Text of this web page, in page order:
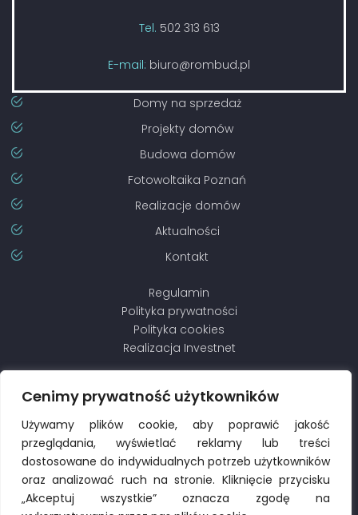
Cenimy prywatność użytkowników
Używamy plików cookie, aby poprawić jakość
przeglądania, wyświetlać reklamy lub treści
dostosowane do indywidualnych potrzeb użytkowników
oraz analizować ruch na stronie. Kliknięcie przycisku
„Akceptuj wszystkie” oznacza zgodę na
Tel. 502 313 613
E-mail: biuro@rombud.pl
Domy na sprzedaż
Projekty domów
Budowa domów
Fotowoltaika Poznań
Realizacje domów
Aktualności
Kontakt
Regulamin
Polityka prywatności
Polityka cookies
Realizacja Investnet